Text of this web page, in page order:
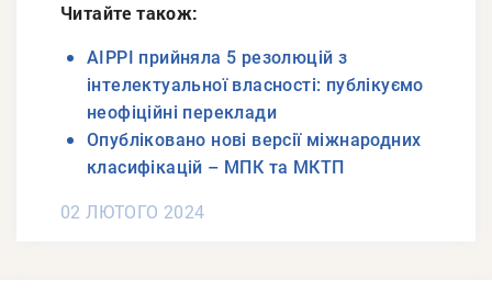
Читайте також:
АІРРІ прийняла 5 резолюцій з
інтелектуальної власності: публікуємо
неофіційні переклади
Опубліковано нові версії міжнародних
класифікацій – МПК та МКТП
02 ЛЮТОГО 2024